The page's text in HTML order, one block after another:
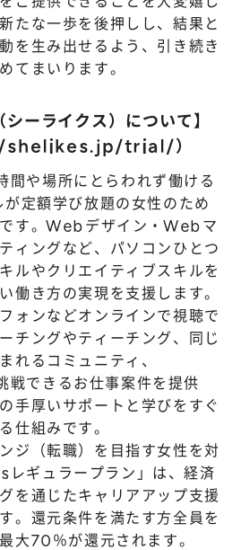
たな一歩を後押しし、結果と
を生み出せるよう、引き続き
てまいります。
ーライクス）について】
trial/）
間や場所にとらわれず働ける
定額学び放題の女性のため
す。Webデザイン・Webマ
ィングなど、パソコンひとつ
ルやクリエイティブスキルを
働き方の実現を支援します。
ォンなどオンラインで視聴で
チングやティーチング、同じ
れるコミュニティ、
戦できるお仕事案件を提供
手厚いサポートと学びをすぐ
仕組みです。
ジ（転職）を目指す女性を対
ギュラープラン」は、経済
を通じたキャリアアップ支援
。還元条件を満たす方全員を
大70％が還元されます。